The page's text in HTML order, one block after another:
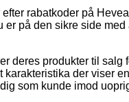
rabatkoder på
på den sikre side med
deres produkter til salg
der viser
som kunde imod